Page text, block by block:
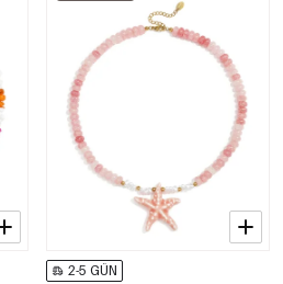
2-5 GÜN